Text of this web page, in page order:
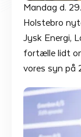
Mandag d.
Holstebro
Jysk Energi,
fortælle lidt
vores syn på